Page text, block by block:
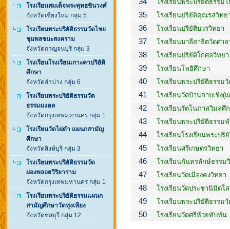
โรงเรียนสมเด็จพระพุทธชินวงศ์
จังหวัดเชียงใหม่ กลุ่ม 5
โรงเรียนพระปริยัติธรรมวัดไชย
ชุมพลชนะสงคราม
จังหวัดกาญจนบุรี กลุ่ม 3
โรงเรียนโรงเรียนเกาะคาปริยัติ
ศึกษา
จังหวัดลำปาง กลุ่ม 6
โรงเรียนพระปริยัติธรรมวัด
ธรรมมงคล
จังหวัดกรุงเทพมหานคร กลุ่ม 1
โรงเรียนวัดไผ่ดำ แผนกสามัญ
ศึกษา
จังหวัดสิงห์บุรี กลุ่ม 3
โรงเรียนพระปริยัติธรรมวัด
ผ่องพลอยวิริยาราม
จังหวัดกรุงเทพมหานคร กลุ่ม 1
โรงเรียนพระปริยัติธรรมแผนก
สามัญศึกษาวัดทุ่งเหียง
จังหวัดชลบุรี กลุ่ม 12
โรงเรียนพระปริยัติธรร
35 โรงเรียนปริยัติคุณรสวิทย
36 โรงเรียนปริยัติบวรวิทยา
37 โรงเรียนบาลีสาธิตวัดศา
38 โรงเรียนปริยัติโกศลวิทยา
39 โรงเรียนโพธิศึกษา
40 โรงเรียนพระปริยัติธรรม
41 โรงเรียนวัดบ้านกาบเชิง
42 โรงเรียนรัตโนภาสวิมลศึ
43 โรงเรียนพระปริยัติธรรม
44 โรงเรียนโรงเรียนพระป
45 โรงเรียนศรีเกษตรวิทยา
46 โรงเรียนกันทรลักษ์ธรรม
47 โรงเรียนวัดเมืองคงวิทยา
48 โรงเรียนวัดประชานิมิต
49 โรงเรียนพระปริยัติธรรม
50 โรงเรียนวัดศรีห้วยทับทัน